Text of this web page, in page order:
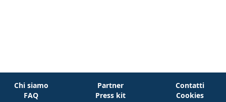
Chi siamo
FAQ
Partner
Press kit
Contatti
Cookies